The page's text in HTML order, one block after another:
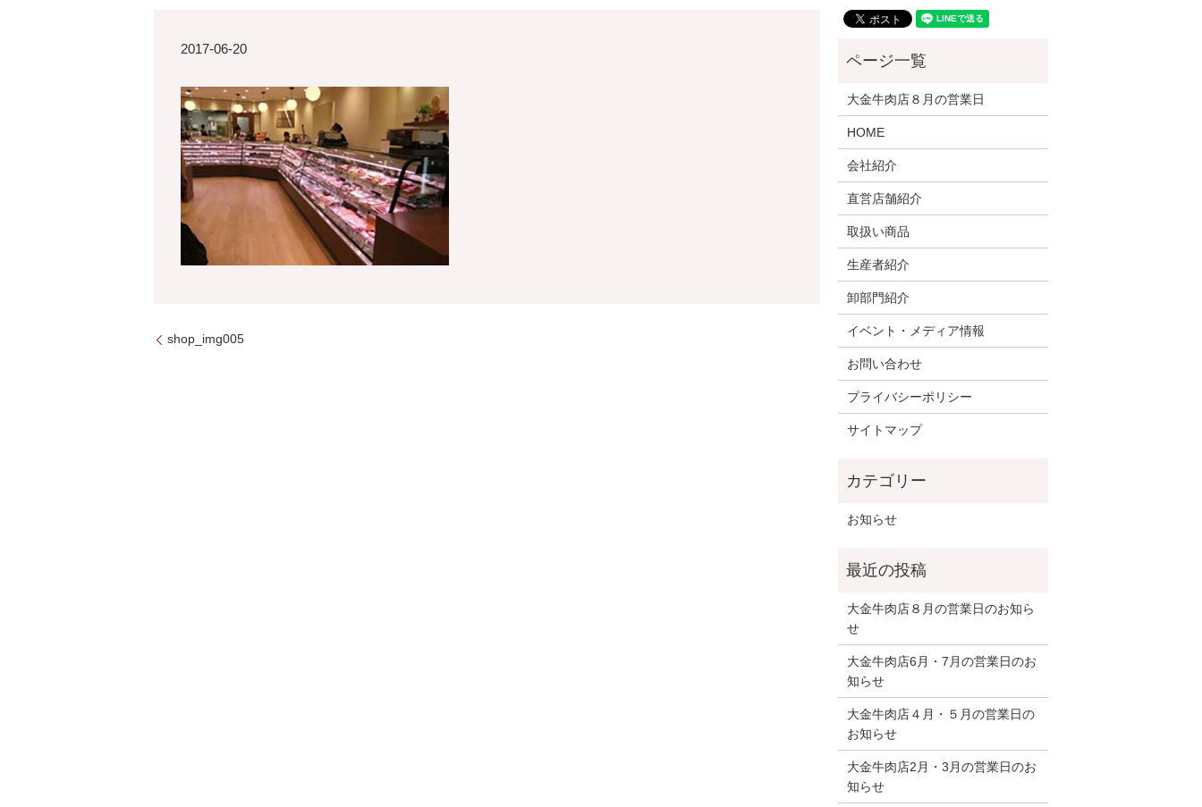
2017-06-20
shop_img005
大金牛肉店８月の営業日
HOME
会社紹介
直営店舗紹介
取扱い商品
生産者紹介
卸部門紹介
イベント・メディア情報
お問い合わせ
プライバシーポリシー
サイトマップ
お知らせ
大金牛肉店８月の営業日のお知ら
せ
大金牛肉店6月・7月の営業日のお
知らせ
大金牛肉店４月・５月の営業日の
お知らせ
大金牛肉店2月・3月の営業日のお
知らせ